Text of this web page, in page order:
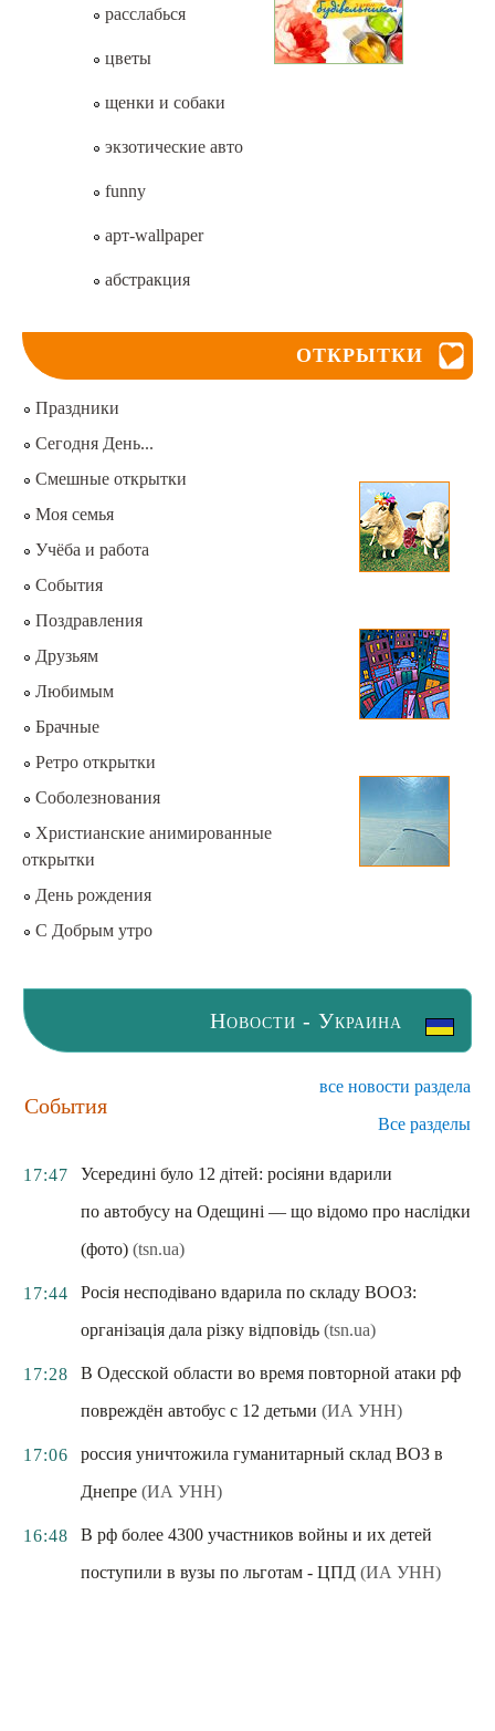
расслабься
цветы
щенки и собаки
экзотические авто
funny
арт-wallpaper
абстракция
ОТКРЫТКИ
Праздники
Сегодня День...
Смешные открытки
Моя семья
Учёба и работа
События
Поздравления
Друзьям
Любимым
Брачные
Ретро открытки
Соболезнования
Христианские анимированные
открытки
День рождения
С Добрым утро
Новости - Украина
События
все новости раздела
Все разделы
17:47
Усередині було 12 дітей: росіяни вдарили
по автобусу на Одещині — що відомо про наслідки
(фото) (tsn.ua)
17:44
Росія несподівано вдарила по складу ВООЗ:
організація дала різку відповідь (tsn.ua)
17:28
В Одесской области во время повторной атаки рф
повреждён автобус с 12 детьми (ИА УНН)
17:06
россия уничтожила гуманитарный склад ВОЗ в
Днепре (ИА УНН)
16:48
В рф более 4300 участников войны и их детей
поступили в вузы по льготам - ЦПД (ИА УНН)